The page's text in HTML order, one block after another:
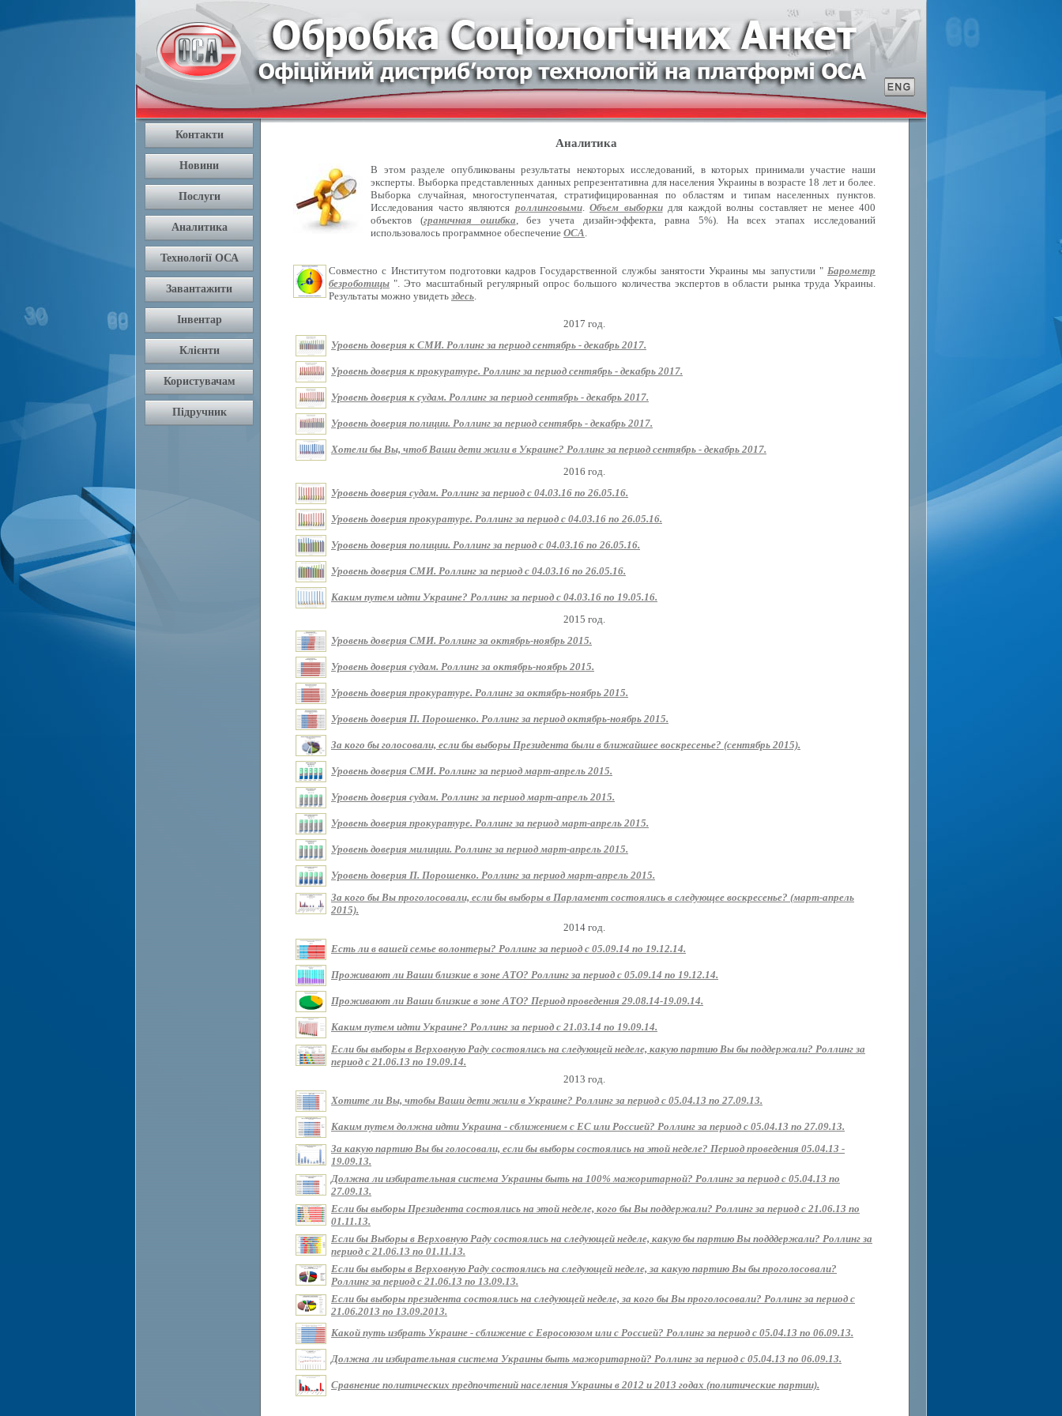
Аналитика
В этом разделе опубликованы результаты некоторых исследований, в которых принимали участие наши
эксперты. Выборка представленных данных репрезентативна для населения Украины в возрасте 18 лет и более.
Выборка случайная, многоступенчатая, стратифицированная по областям и типам населенных пунктов.
Исследования часто являются роллинговыми. Объем выборкидля каждой волны составляет не менее 400
объектов (граничная ошибка, без учета дизайн-эффекта, равна 5%). На всех этапах исследований
использовалось программное обеспечение ОСА.
Совместно с Институтом подготовки кадров Государственной службы занятости Украины мы запустили " Барометр
безроботицы ". Это масштабный регулярный опрос большого количества экспертов в области рынка труда Украины.
Результаты можно увидеть здесь.
2017 год.
Уровень доверия к СМИ. Роллинг за период сентябрь - декабрь 2017.
Уровень доверия к прокуратуре. Роллинг за период сентябрь - декабрь 2017.
Уровень доверия к судам. Роллинг за период сентябрь - декабрь 2017.
Уровень доверия полиции. Роллинг за период сентябрь - декабрь 2017.
Хотели бы Вы, чтоб Ваши дети жили в Украине? Роллинг за период сентябрь - декабрь 2017.
2016 год.
Уровень доверия судам. Роллинг за период с 04.03.16 по 26.05.16.
Уровень доверия прокуратуре. Роллинг за период с 04.03.16 по 26.05.16.
Уровень доверия полиции. Роллинг за период с 04.03.16 по 26.05.16.
Уровень доверия СМИ. Роллинг за период с 04.03.16 по 26.05.16.
Каким путем идти Украине? Роллинг за период с 04.03.16 по 19.05.16.
2015 год.
Уровень доверия СМИ. Роллинг за октябрь-ноябрь 2015.
Уровень доверия судам. Роллинг за октябрь-ноябрь 2015.
Уровень доверия прокуратуре. Роллинг за октябрь-ноябрь 2015.
Уровень доверия П. Порошенко. Роллинг за период октябрь-ноябрь 2015.
За кого бы голосовали, если бы выборы Президента были в ближайшее воскресенье? (сентябрь 2015).
Уровень доверия СМИ. Роллинг за период март-апрель 2015.
Уровень доверия судам. Роллинг за период март-апрель 2015.
Уровень доверия прокуратуре. Роллинг за период март-апрель 2015.
Уровень доверия милиции. Роллинг за период март-апрель 2015.
Уровень доверия П. Порошенко. Роллинг за период март-апрель 2015.
За кого бы Вы проголосовали, если бы выборы в Парламент состоялись в следующее воскресенье? (март-апрель
2015).
2014 год.
Есть ли в вашей семье волонтеры? Роллинг за период с 05.09.14 по 19.12.14.
Проживают ли Ваши близкие в зоне АТО? Роллинг за период с 05.09.14 по 19.12.14.
Проживают ли Ваши близкие в зоне АТО? Период проведения 29.08.14-19.09.14.
Каким путем идти Украине? Роллинг за период с 21.03.14 по 19.09.14.
Если бы выборы в Верховную Раду состоялись на следующей неделе, какую партию Вы бы поддержали? Роллинг за
период с 21.06.13 по 19.09.14.
2013 год.
Хотите ли Вы, чтобы Ваши дети жили в Украине? Роллинг за период с 05.04.13 по 27.09.13.
Каким путем должна идти Украина - сближением с ЕС или Россией? Роллинг за период с 05.04.13 по 27.09.13.
За какую партию Вы бы голосовали, если бы выборы состоялись на этой неделе? Период проведения 05.04.13 -
19.09.13.
Должна ли избирательная система Украины быть на 100% мажоритарной? Роллинг за период с 05.04.13 по
27.09.13.
Если бы выборы Президента состоялись на этой неделе, кого бы Вы поддержали? Роллинг за период с 21.06.13 по
01.11.13.
Если бы Выборы в Верховную Раду состоялись на следующей неделе, какую бы партию Вы подддержали? Роллинг за
период с 21.06.13 по 01.11.13.
Если бы выборы в Верховную Раду состоялись на следующей неделе, за какую партию Вы бы проголосовали?
Роллинг за период с 21.06.13 по 13.09.13.
Если бы выборы президента состоялись на следующей неделе, за кого бы Вы проголосовали? Роллинг за период с
21.06.2013 по 13.09.2013.
Какой путь избрать Украине - сближение с Евросоюзом или с Россией? Роллинг за период с 05.04.13 по 06.09.13.
Должна ли избирательная система Украины быть мажоритарной? Роллинг за период с 05.04.13 по 06.09.13.
Сравнение политических предпочтений населения Украины в 2012 и 2013 годах (политические партии).